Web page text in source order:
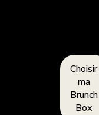
Choisir
ma
Brunch
Box